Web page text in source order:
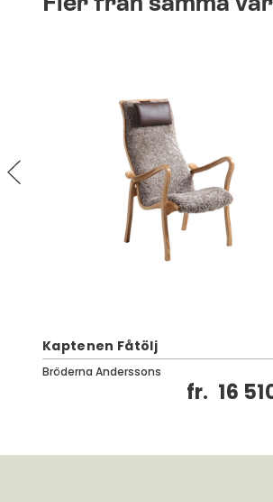
Kaptenen Fåtölj
Bröderna Anderssons
fr. 16